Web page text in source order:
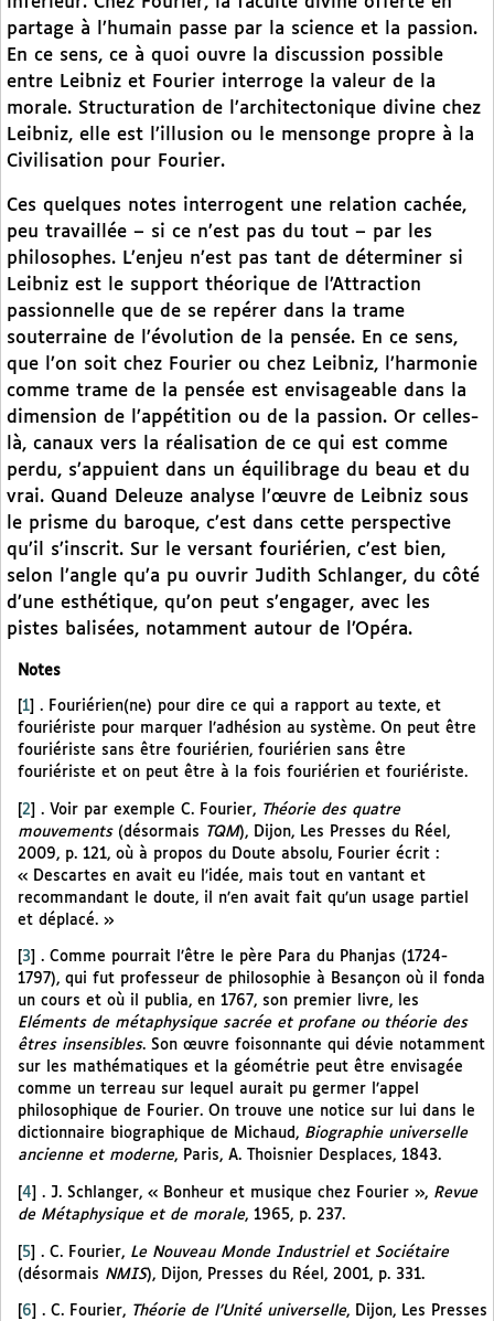
partage à l’humain passe par la science et la passion.
En ce sens, ce à quoi ouvre la discussion possible
entre Leibniz et Fourier interroge la valeur de la
morale. Structuration de l’architectonique divine chez
Leibniz, elle est l’illusion ou le mensonge propre à la
Civilisation pour Fourier.
Ces quelques notes interrogent une relation cachée,
peu travaillée – si ce n’est pas du tout – par les
philosophes. L’enjeu n’est pas tant de déterminer si
Leibniz est le support théorique de l’Attraction
passionnelle que de se repérer dans la trame
souterraine de l’évolution de la pensée. En ce sens,
que l’on soit chez Fourier ou chez Leibniz, l’harmonie
comme trame de la pensée est envisageable dans la
dimension de l’appétition ou de la passion. Or celles-
là, canaux vers la réalisation de ce qui est comme
perdu, s’appuient dans un équilibrage du beau et du
vrai. Quand Deleuze analyse l’œuvre de Leibniz sous
le prisme du baroque, c’est dans cette perspective
qu’il s’inscrit. Sur le versant fouriérien, c’est bien,
selon l’angle qu’a pu ouvrir Judith Schlanger, du côté
d’une esthétique, qu’on peut s’engager, avec les
pistes balisées, notamment autour de l’Opéra.
Notes
1
. Fouriérien(ne) pour dire ce qui a rapport au texte, et
fouriériste pour marquer l’adhésion au système. On peut être
fouriériste sans être fouriérien, fouriérien sans être
fouriériste et on peut être à la fois fouriérien et fouriériste.
[2] . Voir par exemple C. Fourier, Théorie des quatre
mouvements (désormais TQM), Dijon, Les Presses du Réel,
2009, p. 121, où à propos du Doute absolu, Fourier écrit :
« Descartes en avait eu l’idée, mais tout en vantant et
recommandant le doute, il n’en avait fait qu’un usage partiel
et déplacé. »
3
. Comme pourrait l’être le père Para du Phanjas (1724-
1797), qui fut professeur de philosophie à Besançon où il fonda
un cours et où il publia, en 1767, son premier livre, les
Eléments de métaphysique sacrée et profane ou théorie des
êtres insensibles. Son œuvre foisonnante qui dévie notamment
sur les mathématiques et la géométrie peut être envisagée
comme un terreau sur lequel aurait pu germer l’appel
philosophique de Fourier. On trouve une notice sur lui dans le
dictionnaire biographique de Michaud, Biographie universelle
ancienne et moderne, Paris, A. Thoisnier Desplaces, 1843.
4 . J. Schlanger, « Bonheur et musique chez Fourier », Revue
de Métaphysique et de morale, 1965, p. 237.
[5] . C. Fourier, Le Nouveau Monde Industriel et Sociétaire
(désormais NMIS), Dijon, Presses du Réel, 2001, p. 331.
6 . C. Fourier, Théorie de l’Unité universelle, Dijon, Les Presses